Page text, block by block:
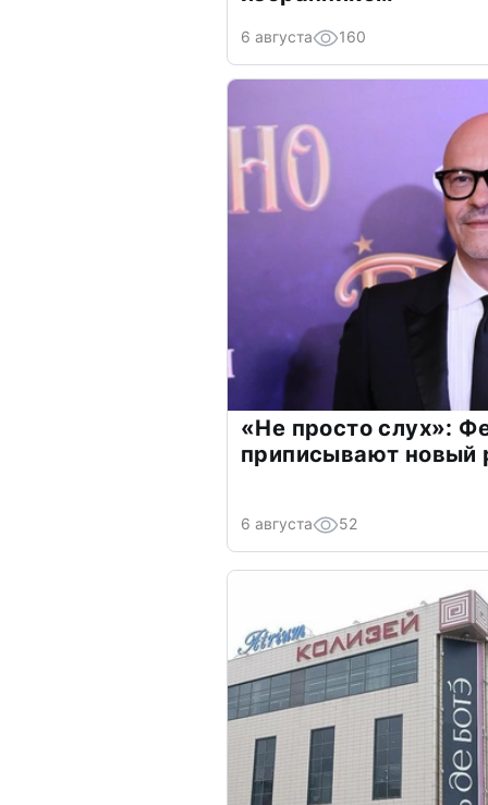
6 августа 160
«Не просто слух»:
приписывают новый
6 августа 52